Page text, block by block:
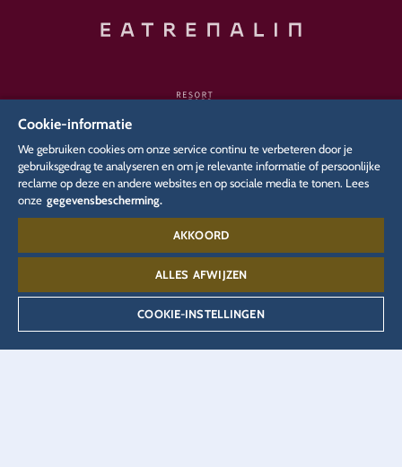
ONZE ANDERE WEBSITES
Media Carrière
Pers Eatrenalin
JUNIOR CLUB
Partners Persaccreditatie
Cookie-informatie
We gebruiken cookies om onze service continu te verbeteren door je
gebruiksgedrag te analyseren en om je relevante informatie of persoonlijke
reclame op deze en andere websites en op sociale media te tonen. Lees
onze gegevensbescherming.
AKKOORD
ALLES AFWIJZEN
COOKIE-INSTELLINGEN